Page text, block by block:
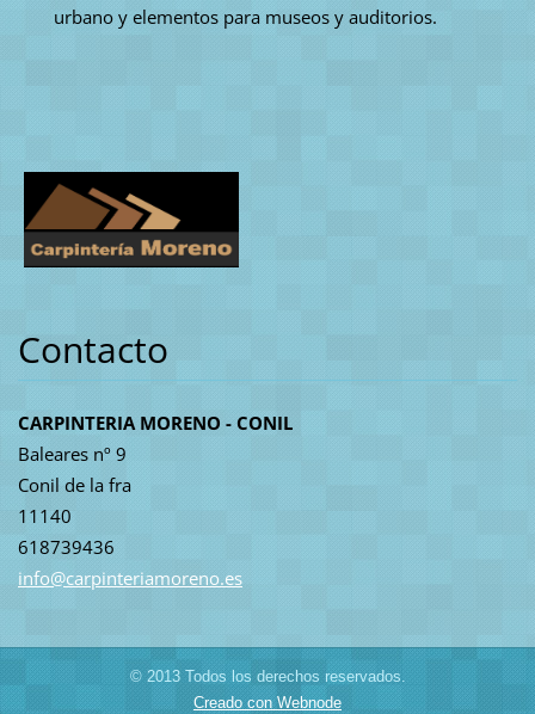
urbano y elementos para museos y auditorios.
Contacto
CARPINTERIA MORENO - CONIL
Baleares nº 9
Conil de la fra
11140
618739436
info@carpinteriamoreno.es
© 2013 Todos los derechos reservados.
Creado con Webnode